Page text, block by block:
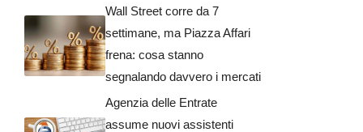
Wall Street corre da 7
settimane, ma Piazza Affari
frena: cosa stanno
segnalando davvero i mercati
Agenzia delle Entrate
assume nuovi assistenti